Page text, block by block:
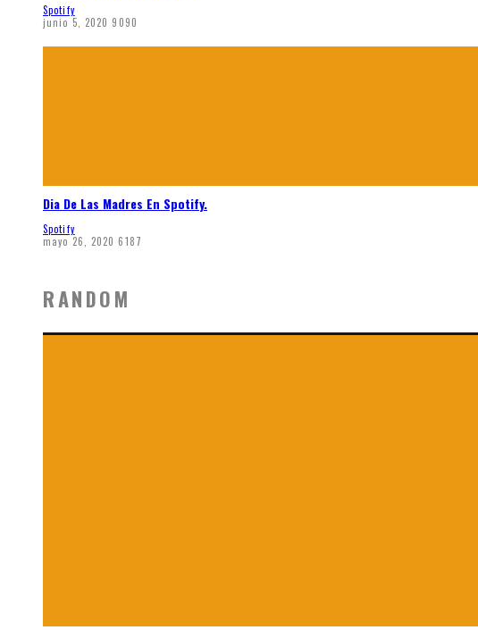
Spotify
junio 5, 2020 9090
Dia De Las Madres En Spotify.
Spotify
mayo 26, 2020 6187
RANDOM